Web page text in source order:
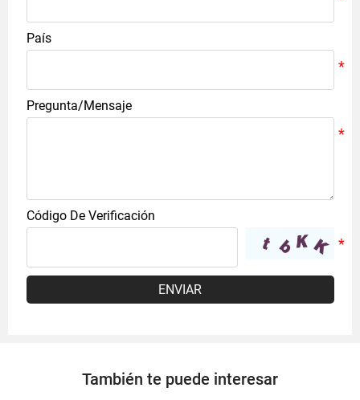
País
Pregunta/Mensaje
Código De Verificación
ENVIAR
También te puede interesar